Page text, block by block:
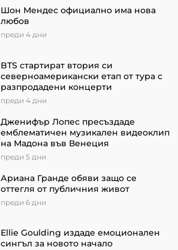
Шон Мендес официално има нова
любов
преди 4 дни
BTS стартират втория си
северноамерикански етап от турa с
разпродадени концерти
преди 4 дни
Дженифър Лопес пресъздаде
емблематичен музикален видеоклип
на Мадона във Венеция
преди 5 дни
Ариана Гранде обяви защо се
оттегля от публичния живот
преди 6 дни
Ellie Goulding издаде емоционален
сингъл за новото начало